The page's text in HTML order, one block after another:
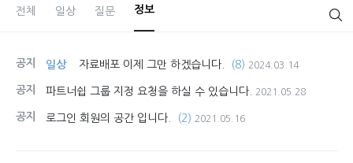
전체 일상 질문 정보
공지 일상 자료배포 이제 그만 하겠습니다. (8) 2024.03.14
공지 파트너쉽 그룹 지정 요청을 하실 수 있습니다. 2021.05.28
공지 로그인 회원의 공간 입니다. (2) 2021.05.16